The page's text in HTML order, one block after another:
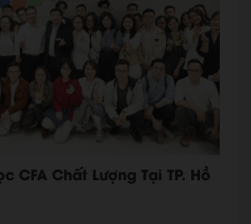
CFA Chất Lượng Tại TP. Hồ